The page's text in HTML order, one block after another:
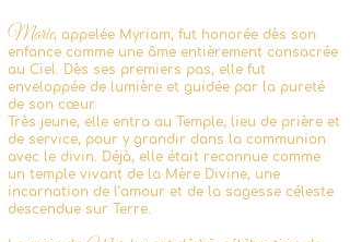
Marie, appelée Myriam, fut honorée dès son
enfance comme une âme entièrement consacrée
au Ciel. Dès ses premiers pas, elle fut
enveloppée de lumière et guidée par la pureté
de son cœur.
Très jeune, elle entra au Temple, lieu de prière et
de service, pour y grandir dans la communion
avec le divin. Déjà, elle était reconnue comme
un temple vivant de la Mère Divine, une
incarnation de l’amour et de la sagesse céleste
descendue sur Terre.